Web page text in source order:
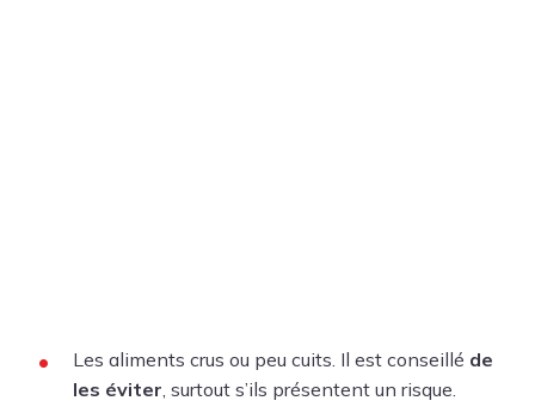
Les aliments crus ou peu cuits. Il est conseillé de
les éviter , surtout s’ils présentent un risque.